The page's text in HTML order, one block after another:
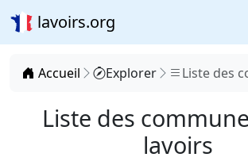
lavoirs.org
Accueil Explorer Liste des
Liste des
lavoirs